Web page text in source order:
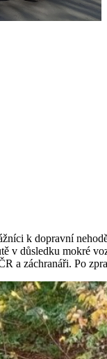
k dopravní
v důsledku mokré
a záchranáři. Po